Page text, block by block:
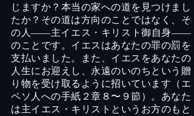
じますか？本当の家への道を見つけまし
たか？その道は方向のことではなく、そ
の人――主イエス・キリスト御自身――
のことです。イエスはあなたの罪の罰を
支払いました。また、イエスをあなたの
人生にお迎えし、永遠のいのちという贈
り物を受け取るように招いています（エ
ペソ人への手紙２章８〜９節）。あなた
は主イエス・キリストというお方のもと